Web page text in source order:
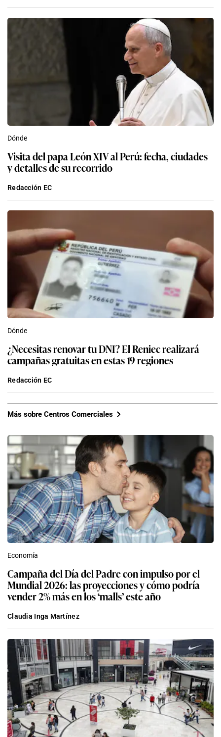
Dónde
Visita del papa León XIV al Perú: fecha, ciudades
y detalles de su recorrido
Redacción EC
Dónde
¿Necesitas renovar tu DNI? El Reniec realizará
campañas gratuitas en estas 19 regiones
Redacción EC
Más sobre Centros Comerciales
Economía
Campaña del Día del Padre con impulso por el
Mundial 2026: las proyecciones y cómo podría
vender 2% más en los ‘malls’ este año
Claudia Inga Martínez